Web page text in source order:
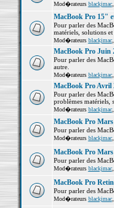
Mod�rateurs blackjmac,
MacBook Pro 15"
Pour parler des
matériels, solutions et
Mod�rateurs blackjmac,
MacBook Pro Juin
Pour parler des
autre.
Mod�rateurs blackjmac,
MacBook Pro Avril
Pour parler des
problèmes matériels,
Mod�rateurs blackjmac,
MacBook Pro
Pour parler des
Mod�rateurs blackjmac,
MacBook Pro
Pour parler des
Mod�rateurs blackjmac,
MacBook Pro
Pour parler des
Mod�rateurs blackjmac,